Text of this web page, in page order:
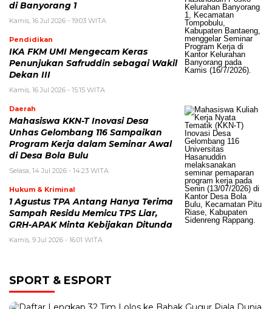
di Banyorang 1
Kamis, 16 Jul 2026 - 19:03 WITA
Pendidikan
IKA FKM UMI Mengecam Keras
Penunjukan Safruddin sebagai Wakil
Dekan III
Kamis, 16 Jul 2026 - 15:15 WITA
Daerah
Mahasiswa KKN-T Inovasi Desa
Unhas Gelombang 116 Sampaikan
Program Kerja dalam Seminar Awal
di Desa Bola Bulu
Selasa, 14 Jul 2026 - 14:23 WITA
Hukum & Kriminal
1 Agustus TPA Antang Hanya Terima
Sampah Residu Memicu TPS Liar,
GRH-APAK Minta Kebijakan Ditunda
Kamis, 9 Jul 2026 - 16:01 WITA
SPORT & ESPORT